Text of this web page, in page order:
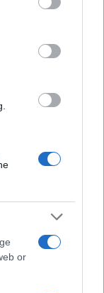
party tags to
below Google
or